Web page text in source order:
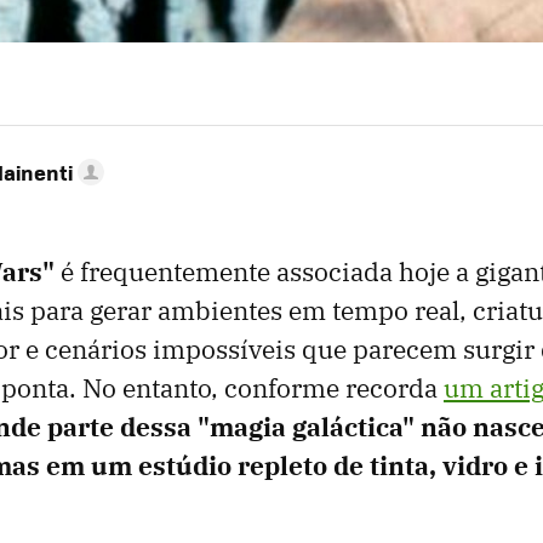
é frequentemente associada hoje a
para gerar ambientes em tempo real,
e cenários impossíveis que parecem
No entanto, conforme recordaum
parte dessa "magia galáctica" não
em um estúdio repleto de tinta, vidro